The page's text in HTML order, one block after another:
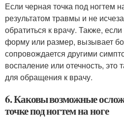
Если черная точка под ногтем
результатом травмы и не
обратиться к врачу. Также,
форму или размер, вызывает
сопровождается другими
воспаление или отечность, это
для обращения к врачу.
6. Каковы возможные
точке под ногтем на ноге